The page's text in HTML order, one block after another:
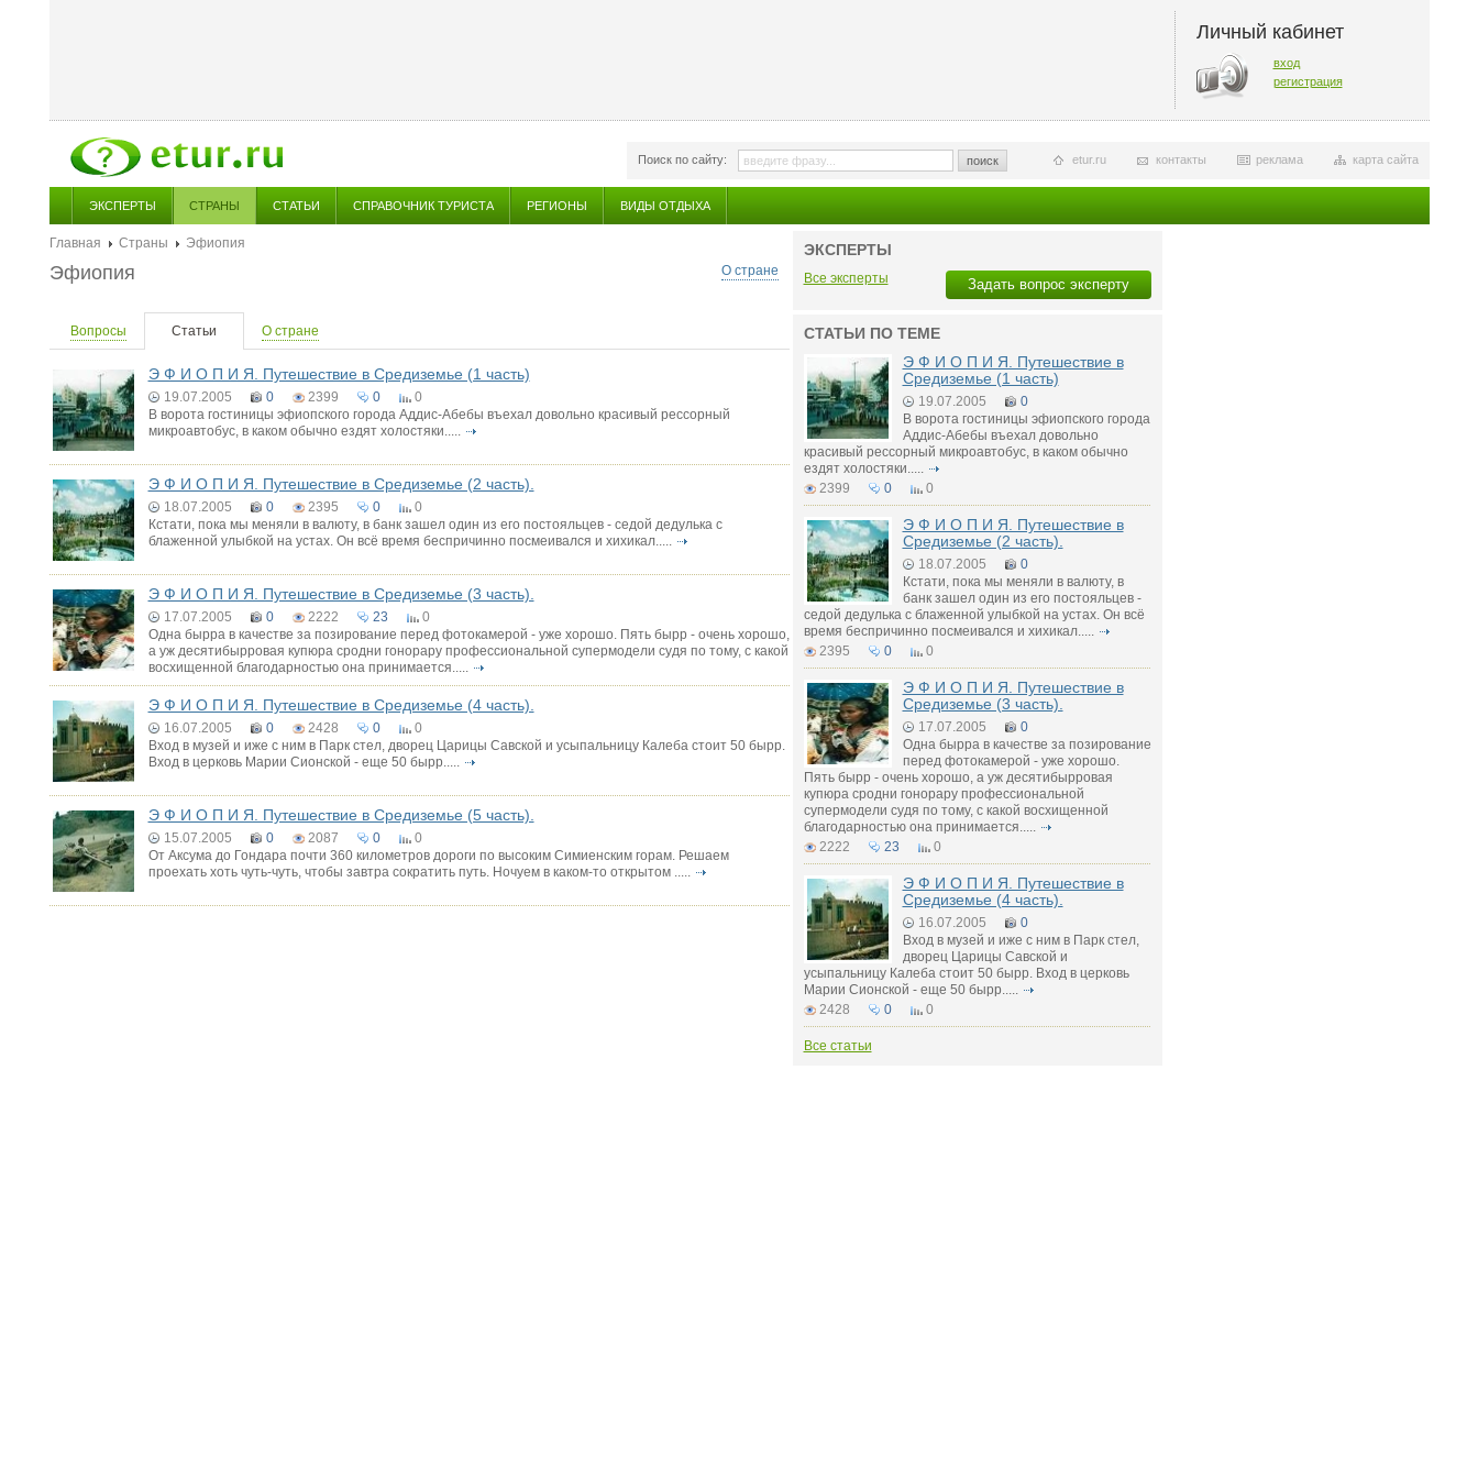
Личный кабинет
вход
регистрация
Поиск по сайту: поиск карта сайта
реклама
контакты
etur.ru
ЭКСПЕРТЫ СТРАНЫ СТАТЬИ СПРАВОЧНИК ТУРИСТА РЕГИОНЫ ВИДЫ ОТДЫХА
Главная Страны
Эфиопия
О стране
Эфиопия
Вопросы Статьи О стране
Э Ф И О П И Я. Путешествие в Средиземье (1 часть)
19.07.2005 0 2399 0
0
В ворота гостиницы эфиопского города Аддис-Абебы въехал довольно красивый рессорный
микроавтобус, в каком обычно ездят холостяки.....
Э Ф И О П И Я. Путешествие в Средиземье (2 часть).
18.07.2005 0 2395 0
0
Кстати, пока мы меняли в валюту, в банк зашел один из его постояльцев - седой дедулька с
блаженной улыбкой на устах. Он всё время беспричинно посмеивался и хихикал.....
Э Ф И О П И Я. Путешествие в Средиземье (3 часть).
17.07.2005 0 2222 23
0
Одна бырра в качестве за позирование перед фотокамерой - уже хорошо. Пять бырр - очень хорошо,
а уж десятибырровая купюра сродни гонорару профессиональной супермодели судя по тому, с какой
восхищенной благодарностью она принимается.....
Э Ф И О П И Я. Путешествие в Средиземье (4 часть).
16.07.2005 0 2428 0
0
Вход в музей и иже с ним в Парк стел, дворец Царицы Савской и усыпальницу Калеба стоит 50 бырр.
Вход в церковь Марии Сионской - еще 50 бырр.....
Э Ф И О П И Я. Путешествие в Средиземье (5 часть).
15.07.2005 0 2087 0
0
От Аксума до Гондара почти 360 километров дороги по высоким Симиенским горам. Решаем
проехать хоть чуть-чуть, чтобы завтра сократить путь. Ночуем в каком-то открытом .....
ЭКСПЕРТЫ
Задать вопрос эксперту
Все эксперты
СТАТЬИ ПО ТЕМЕ
Э Ф И О П И Я. Путешествие в
Средиземье (1 часть)
19.07.2005
0
В ворота гостиницы эфиопского города
Аддис-Абебы въехал довольно
красивый рессорный микроавтобус, в каком обычно
ездят холостяки.....
2399
0 0
Э Ф И О П И Я. Путешествие в
Средиземье (2 часть).
18.07.2005
0
Кстати, пока мы меняли в валюту, в
банк зашел один из его постояльцев -
седой дедулька с блаженной улыбкой на устах. Он всё
время беспричинно посмеивался и хихикал.....
2395
0 0
Э Ф И О П И Я. Путешествие в
Средиземье (3 часть).
17.07.2005
0
Одна бырра в качестве за позирование
перед фотокамерой - уже хорошо.
Пять бырр - очень хорошо, а уж десятибырровая
купюра сродни гонорару профессиональной
супермодели судя по тому, с какой восхищенной
благодарностью она принимается.....
2222
23 0
Э Ф И О П И Я. Путешествие в
Средиземье (4 часть).
16.07.2005
0
Вход в музей и иже с ним в Парк стел,
дворец Царицы Савской и
усыпальницу Калеба стоит 50 бырр. Вход в церковь
Марии Сионской - еще 50 бырр.....
2428
0 0
Все статьи